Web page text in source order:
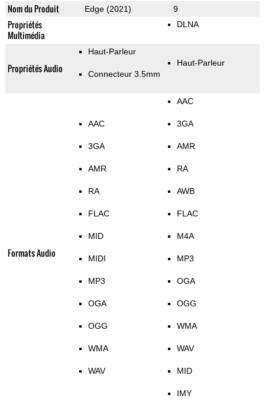
Nom du Produit Edge (2021) 9
Propriétés
Multimédia
DLNA
Propriétés Audio
Haut-Parleur
Connecteur 3.5mm
Haut-Parleur
Formats Audio
AAC
3GA
AMR
RA
FLAC
MID
MIDI
MP3
OGA
OGG
WMA
WAV
AAC
3GA
AMR
RA
AWB
FLAC
M4A
MP3
OGA
OGG
WMA
WAV
MID
IMY